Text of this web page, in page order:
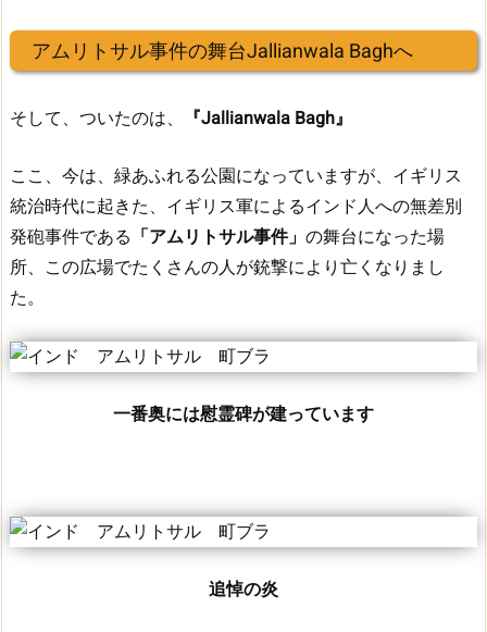
アムリトサル事件の舞台Jallianwala Baghへ
そして、ついたのは、 『Jallianwala Bagh』
ここ、今は、緑あふれる公園になっていますが、イギリス
統治時代に起きた、イギリス軍によるインド人への無差別
発砲事件である 「アムリトサル事件」 の舞台になった場
所、この広場でたくさんの人が銃撃により亡くなりまし
た。
一番奥には慰霊碑が建っています
追悼の炎